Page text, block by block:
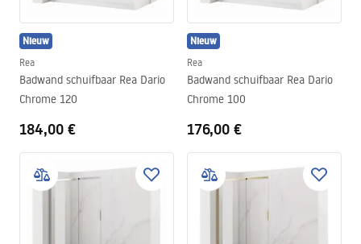
Nieuw
Rea
Badwand schuifbaar Rea Dario
Chrome 120
184,00 €
Nieuw
Rea
Badwand schuifbaar Rea Dario
Chrome 100
176,00 €